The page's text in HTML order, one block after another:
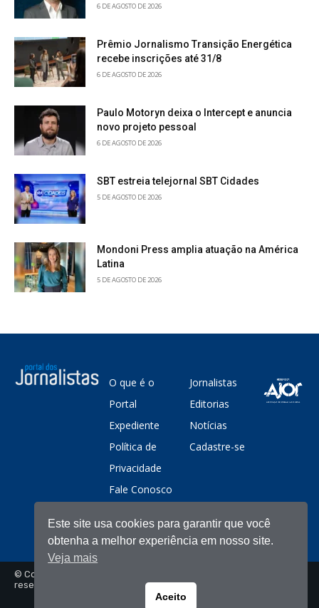
6 DE AGOSTO DE 2026
Prêmio Jornalismo Transição Energética
recebe inscrições até 31/8
6 DE AGOSTO DE 2026
Paulo Motoryn deixa o Intercept e anuncia
novo projeto pessoal
6 DE AGOSTO DE 2026
SBT estreia telejornal SBT Cidades
5 DE AGOSTO DE 2026
Mondoni Press amplia atuação na América
Latina
5 DE AGOSTO DE 2026
O que é o
Portal
Expediente
Política de
Privacidade
Fale Conosco
Jornalistas
Editorias
Notícias
Cadastre-se
© Copyright - Portal dos Jornalistas - Todos os direitos
reservados
Este site usa cookies para garantir que você
obtenha a melhor experiência em nosso site.
Veja mais
Aceito